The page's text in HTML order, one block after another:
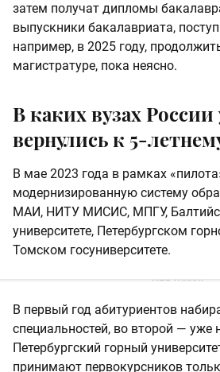
затем получат дипломы
выпускники бакалавриата,
например, в 2025 году,
магистратуре, пока неясно.
В каких вузах
вернулись к 5-
В мае 2023 года в рамках
модернизированную систему
МАИ, НИТУ МИСИС, МПГУ,
университете, Петербургском
Томском госуниверситете.
В первый год абитуриентов
специальностей, во второй — уже
Петербургский горный
принимают первокурсников